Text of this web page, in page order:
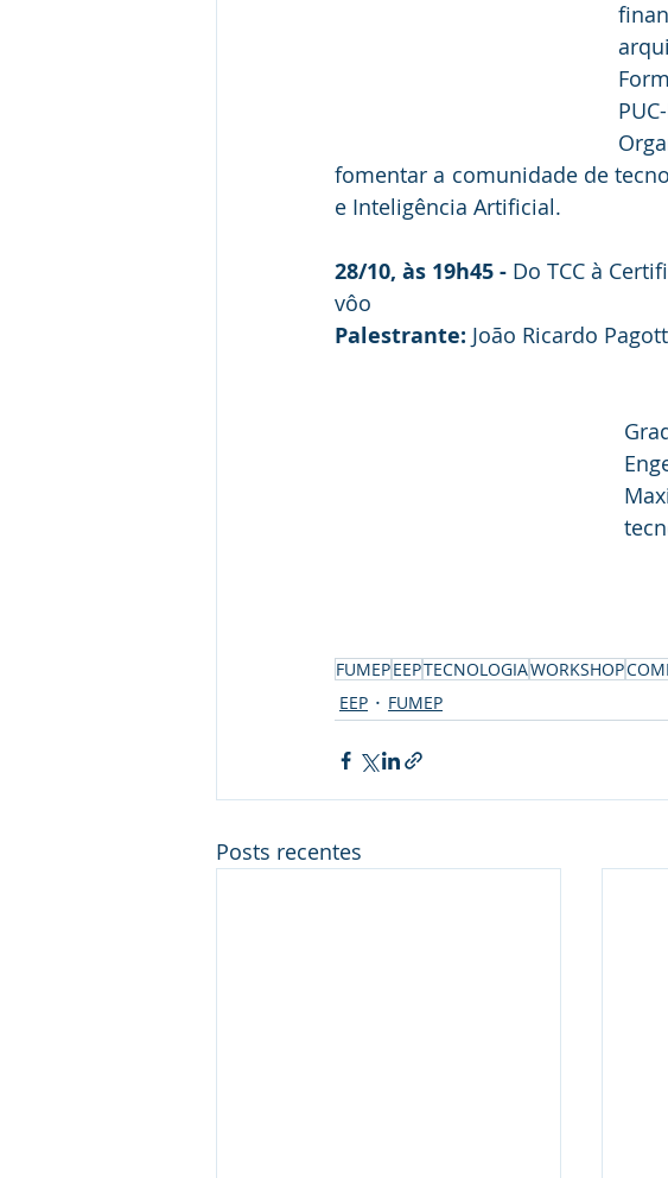
fomentar a comunidade de
e Inteligência Artificial.
28/10, às 19h45 - Do TCC à
vôo
Palestrante: João Ricardo
FUMEPEEPTECNOLOGIAWORKSHOP
EEP
FUMEP
Posts recentes